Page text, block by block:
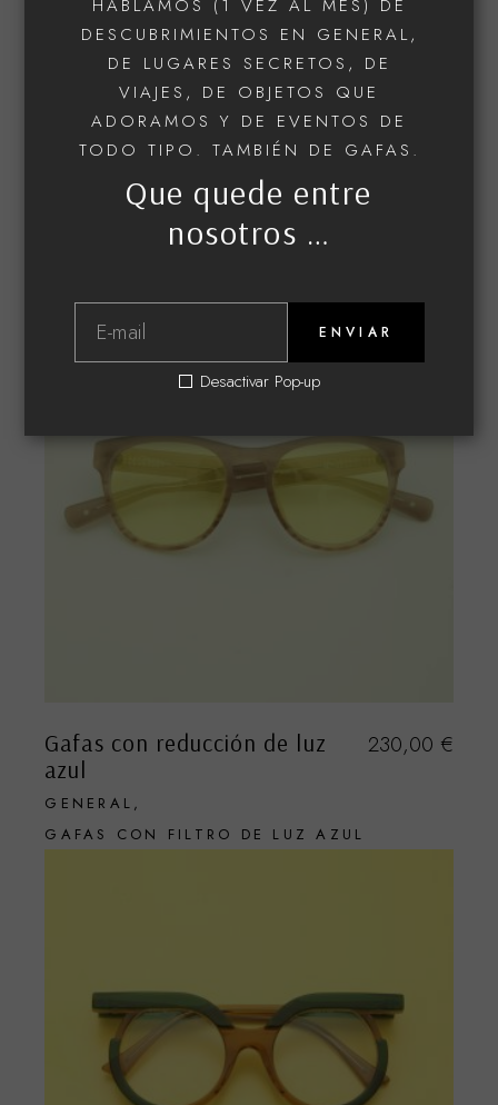
Productos relacionados
Gafas para pantallas digitales
Gafas con reducción de luz
azul
GENERAL
GAFAS CON FILTRO DE LUZ AZUL
230,00 €
HABLAMOS (1 VEZ AL MES) DE
DESCUBRIMIENTOS EN GENERAL,
DE LUGARES SECRETOS, DE
VIAJES, DE OBJETOS QUE
ADORAMOS Y DE EVENTOS DE
TODO TIPO. TAMBIÉN DE GAFAS.
Que quede entre
nosotros …
ENVIAR
Desactivar Pop-up